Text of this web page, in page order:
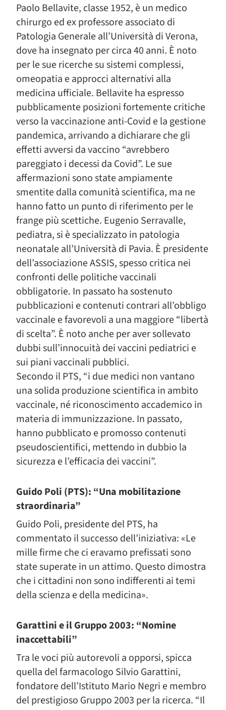
Paolo Bellavite, classe 1952, è un medico
chirurgo ed ex professore associato di
Patologia Generale all’Università di Verona,
dove ha insegnato per circa 40 anni. È noto
per le sue ricerche su sistemi complessi,
omeopatia e approcci alternativi alla
medicina ufficiale. Bellavite ha espresso
pubblicamente posizioni fortemente critiche
verso la vaccinazione anti-Covid e la gestione
pandemica, arrivando a dichiarare che gli
effetti avversi da vaccino “avrebbero
pareggiato i decessi da Covid”. Le sue
affermazioni sono state ampiamente
smentite dalla comunità scientifica, ma ne
hanno fatto un punto di riferimento per le
frange più scettiche. Eugenio Serravalle,
pediatra, si è specializzato in patologia
neonatale all’Università di Pavia. È presidente
dell’associazione ASSIS, spesso critica nei
confronti delle politiche vaccinali
obbligatorie. In passato ha sostenuto
pubblicazioni e contenuti contrari all’obbligo
vaccinale e favorevoli a una maggiore “libertà
di scelta”. È noto anche per aver sollevato
dubbi sull’innocuità dei vaccini pediatrici e
sui piani vaccinali pubblici.
Secondo il PTS, “i due medici non vantano
una solida produzione scientifica in ambito
vaccinale, né riconoscimento accademico in
materia di immunizzazione. In passato,
hanno pubblicato e promosso contenuti
pseudoscientifici, mettendo in dubbio la
sicurezza e l’efficacia dei vaccini”.
Guido Poli (PTS): “Una mobilitazione
straordinaria”
Guido Poli, presidente del PTS, ha
commentato il successo dell’iniziativa: «Le
mille firme che ci eravamo prefissati sono
state superate in un attimo. Questo dimostra
che i cittadini non sono indifferenti ai temi
della scienza e della medicina».
Garattini e il Gruppo 2003: “Nomine
inaccettabili”
Tra le voci più autorevoli a opporsi, spicca
quella del farmacologo Silvio Garattini,
fondatore dell’Istituto Mario Negri e membro
del prestigioso Gruppo 2003 per la ricerca. “Il